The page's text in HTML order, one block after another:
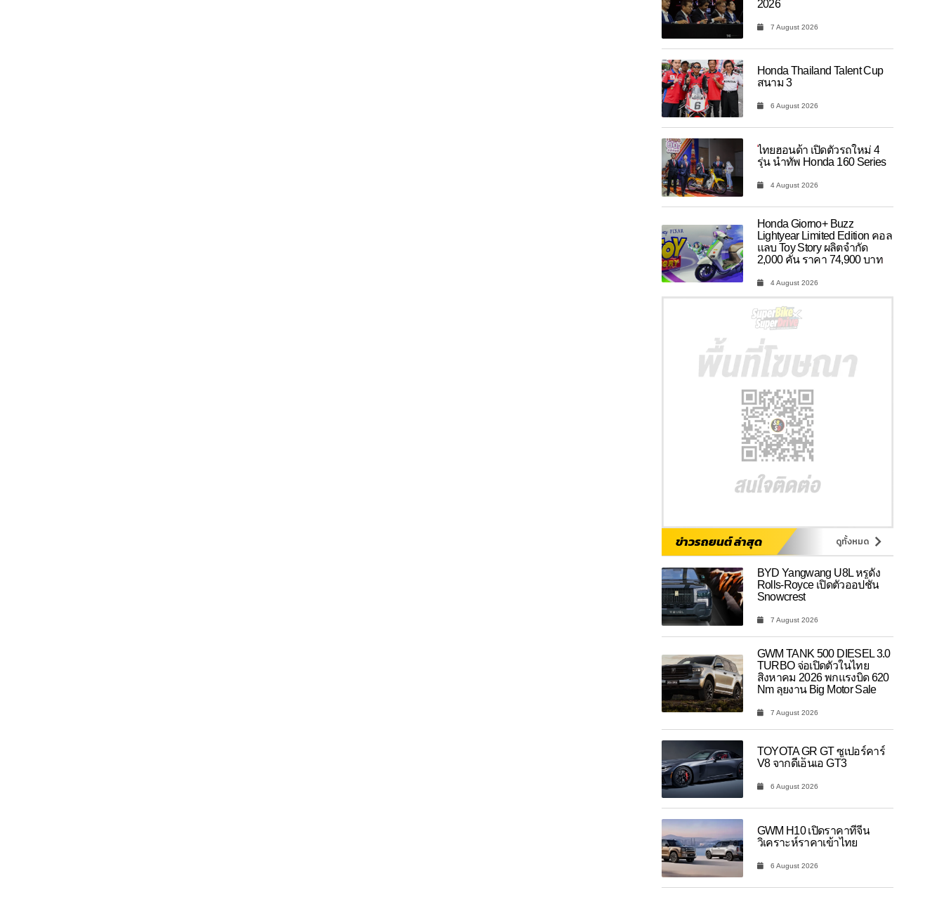
2026
7 August 2026
Honda Thailand Talent Cup
สนาม 3
6 August 2026
ไทยฮอนด้า เปิดตัวรถใหม่ 4
รุ่น นำทัพ Honda 160 Series
4 August 2026
Honda Giorno+ Buzz
Lightyear Limited Edition คอล
แลบ Toy Story ผลิตจำกัด
2,000 คัน ราคา 74,900 บาท
4 August 2026
ข่าวรถยนต์ ล่าสุด ดูทั้งหมด
BYD Yangwang U8L หรูดั่ง
Rolls-Royce เปิดตัวออปชัน
Snowcrest
7 August 2026
GWM TANK 500 DIESEL 3.0
TURBO จ่อเปิดตัวในไทย
สิงหาคม 2026 พกแรงบิด 620
Nm ลุยงาน Big Motor Sale
7 August 2026
TOYOTA GR GT ซูเปอร์คาร์
V8 จากดีเอ็นเอ GT3
6 August 2026
GWM H10 เปิดราคาที่จีน
วิเคราะห์ราคาเข้าไทย
6 August 2026